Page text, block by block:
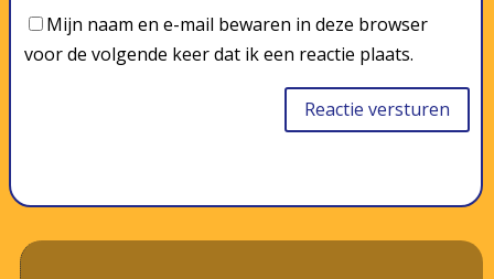
Mijn naam en e-mail bewaren in deze browser
voor de volgende keer dat ik een reactie plaats.
Reactie versturen